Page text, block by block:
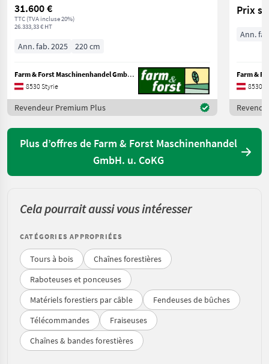
31.600 €
TTC (TVA incluse 20%)
26.333,33 € HT
Ann. fab. 2025 220 cm
Farm & Forst Maschinenhandel GmbH. u. CoKG
8530 Styrie
Revendeur Premium Plus
Prix
Ann.
8530
Plus d’offres de Farm & Forst Maschinenhandel
GmbH. u. CoKG
Cela pourrait aussi vous intéresser
CATÉGORIES APPROPRIÉES
Tours à bois
Chaînes forestières
Raboteuses et ponceuses
Matériels forestiers par câble
Fendeuses de bûches
Télécommandes
Fraiseuses
Chaînes & bandes forestières